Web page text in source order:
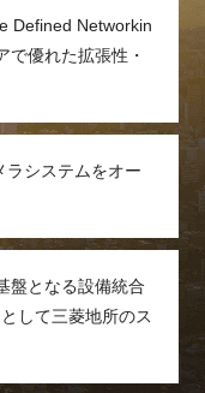
Defined Networkin
で優れた拡張性・
ラシステムをオー
盤となる設備統合
して三菱地所のス